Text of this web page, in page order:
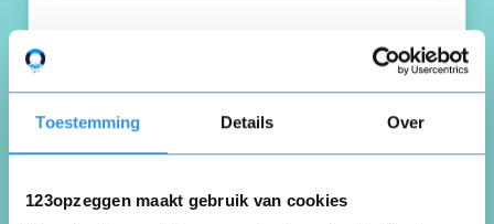
Toestemming Details Over
123opzeggen maakt gebruik van cookies